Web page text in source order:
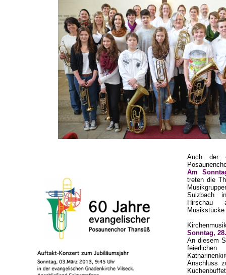
Auch der
Am
treten die
Sulzbach
Hirschau
Sonntag,
An diesem
feierlichen
Anschluss